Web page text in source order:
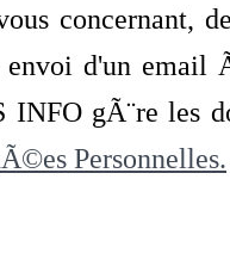
concernant,
envoi d'un
gÃ¨re les
Personnelles.